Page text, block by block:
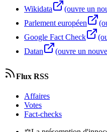
Wikidata
(ouvre un
Parlement européen
Google Fact Check
Datan
(ouvre un
Flux RSS
Affaires
Votes
Fact-checks